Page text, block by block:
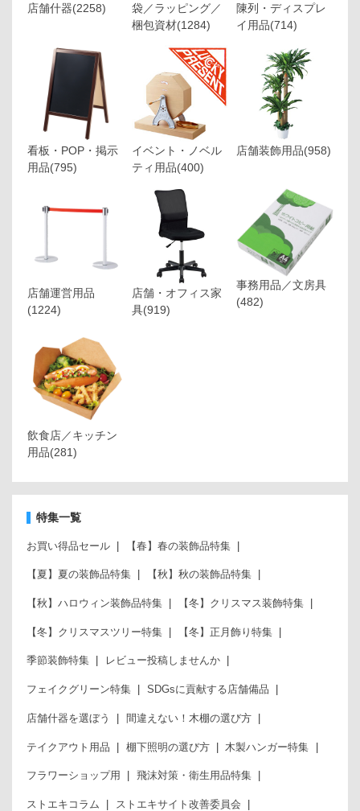
店舗什器(2258)
袋／ラッピング／
梱包資材(1284)
陳列・ディスプレ
イ用品(714)
看板・POP・掲示
用品(795)
イベント・ノベル
ティ用品(400)
店舗装飾用品(958)
店舗運営用品
(1224)
店舗・オフィス家
具(919)
事務用品／文房具
(482)
飲食店／キッチン
用品(281)
特集一覧
お買い得品セール 【春】春の装飾品特集
【夏】夏の装飾品特集 【秋】秋の装飾品特集
【秋】ハロウィン装飾品特集 【冬】クリスマス装飾特集
【冬】クリスマスツリー特集 【冬】正月飾り特集
季節装飾特集 レビュー投稿しませんか
フェイクグリーン特集 SDGsに貢献する店舗備品
店舗什器を選ぼう 間違えない！木棚の選び方
テイクアウト用品 棚下照明の選び方 木製ハンガー特集
フラワーショップ用 飛沫対策・衛生用品特集
ストエキコラム ストエキサイト改善委員会